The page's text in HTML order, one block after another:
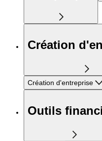
Création
Création d'entreprise
Outils